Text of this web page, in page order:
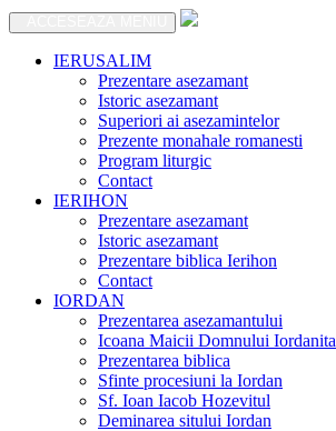
IERUSALIM
Prezentare asezamant
Istoric asezamant
Superiori ai asezamintelor
Prezente monahale romanesti
Program liturgic
Contact
IERIHON
Prezentare asezamant
Istoric asezamant
Prezentare biblica Ierihon
Contact
IORDAN
Prezentarea asezamantului
Icoana Maicii Domnului Iordanita
Prezentarea biblica
Sfinte procesiuni la Iordan
Sf. Ioan Iacob Hozevitul
Deminarea sitului Iordan